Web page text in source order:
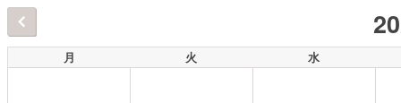
月 火 水